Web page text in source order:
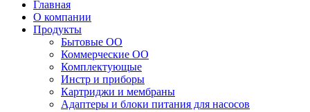
Главная
О компании
Продукты
Бытовые ОО
Коммерческие ОО
Комплектующые
Инстр и приборы
Картриджи и мембраны
Адаптеры и блоки питания для насосов